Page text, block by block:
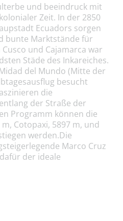
und beeindruck mit
Zeit. In der 2850
Ecuadors sorgen
bunte Marktstände für
und Cajamarca war
Städe des Inkareiches.
del Mundo (Mitte der
besucht
die
der Straße der
Programm können die
Cotopaxi, 5897 m, und
werden.Die
Marco Cruz
der ideale